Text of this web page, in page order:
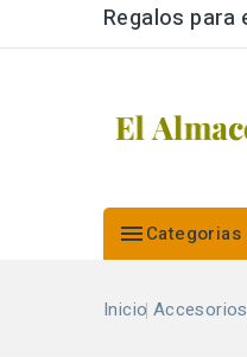
Regalos
Categorias
Inicio